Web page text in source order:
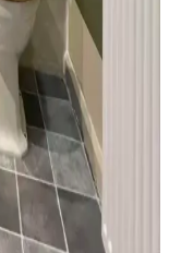
mekanın
rahatlatıcı ve doğal
güçlendirir.
Estetik
mantar
estetik ve
edildi.